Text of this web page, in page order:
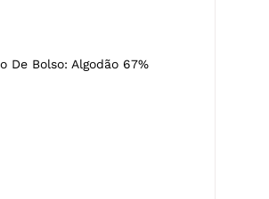
De Bolso: Algodão 67%